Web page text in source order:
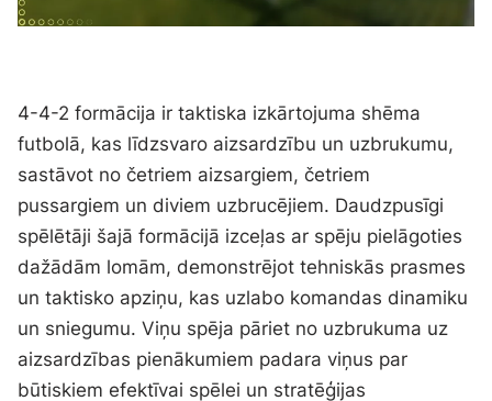
4-4-2 formācija ir taktiska izkārtojuma shēma
futbolā, kas līdzsvaro aizsardzību un uzbrukumu,
sastāvot no četriem aizsargiem, četriem
pussargiem un diviem uzbrucējiem. Daudzpusīgi
spēlētāji šajā formācijā izceļas ar spēju pielāgoties
dažādām lomām, demonstrējot tehniskās prasmes
un taktisko apziņu, kas uzlabo komandas dinamiku
un sniegumu. Viņu spēja pāriet no uzbrukuma uz
aizsardzības pienākumiem padara viņus par
būtiskiem efektīvai spēlei un stratēģijas